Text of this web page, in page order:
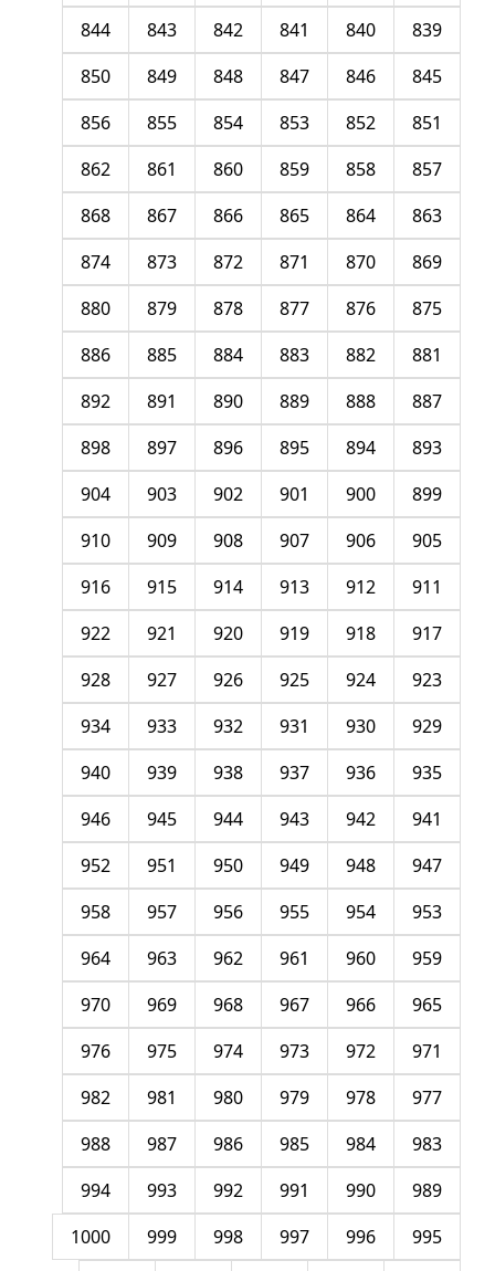
839
840
841
842
843
844
845
846
847
848
849
850
851
852
853
854
855
856
857
858
859
860
861
862
863
864
865
866
867
868
869
870
871
872
873
874
875
876
877
878
879
880
881
882
883
884
885
886
887
888
889
890
891
892
893
894
895
896
897
898
899
900
901
902
903
904
905
906
907
908
909
910
911
912
913
914
915
916
917
918
919
920
921
922
923
924
925
926
927
928
929
930
931
932
933
934
935
936
937
938
939
940
941
942
943
944
945
946
947
948
949
950
951
952
953
954
955
956
957
958
959
960
961
962
963
964
965
966
967
968
969
970
971
972
973
974
975
976
977
978
979
980
981
982
983
984
985
986
987
988
989
990
991
992
993
994
995
996
997
998
999
1000